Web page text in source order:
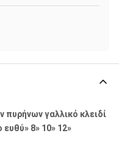
γαλλικό κλειδί
8» 10» 12»